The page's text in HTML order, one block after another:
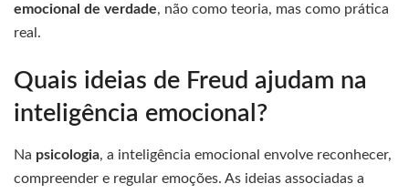
emocional de verdade, não como teoria, mas como prática
real.
Quais ideias de Freud ajudam na
inteligência emocional?
Na psicologia, a inteligência emocional envolve reconhecer,
compreender e regular emoções. As ideias associadas a